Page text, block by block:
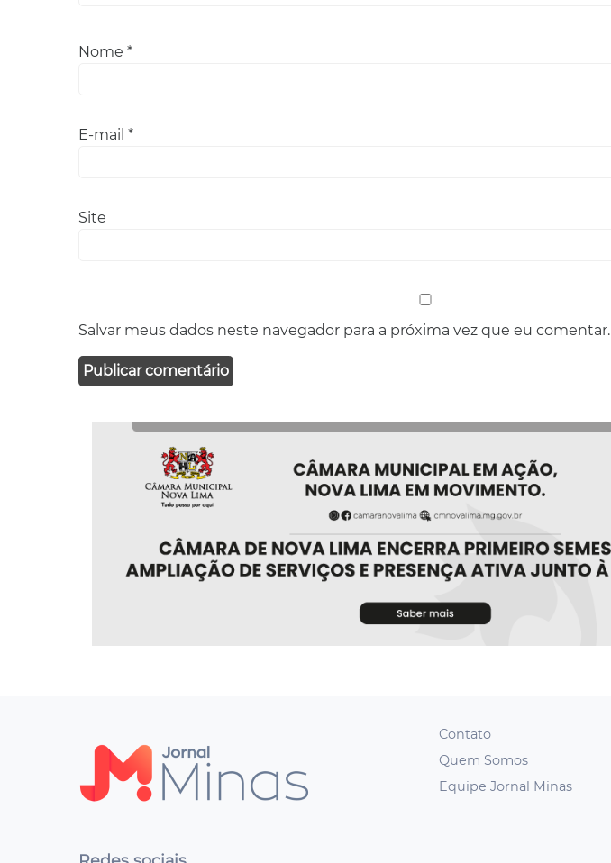
Nome *
E-mail *
Site
Salvar meus dados neste navegador para a próxima vez que eu comentar.
Contato
Quem Somos
Equipe Jornal Minas